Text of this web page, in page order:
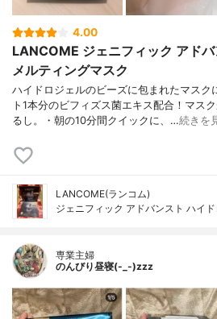
4.00
LANCOME ジェニフィック アド
メルティングマスク
ハイドロジェルのビーズに包まれたマスク
ト1本分のビフィズス菌エキス配合！マス
るし。・朝の10分間クイックに、…続きを
LANCOME(ランコム)
ジェニフィック アドバンスト ハイ
専業主婦
のんびり昼寝(-_-)zzz